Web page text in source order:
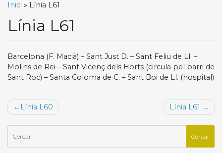
Inici » Línia L61
Línia L61
Barcelona (F. Macià) – Sant Just D. – Sant Feliu de Ll. –
Molins de Rei – Sant Vicenç dels Horts (circula pel barri de
Sant Roc) – Santa Coloma de C. – Sant Boi de Ll. (hospital)
Navegació
d'entrades
Línia L60 Línia L61